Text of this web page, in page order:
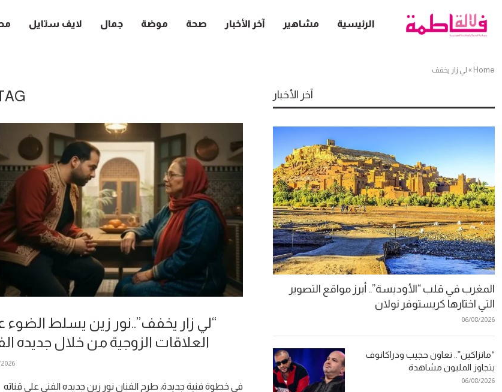
الرئيسية مشاهير آخر الأخبار صحة موضة جمال لايف ستايل
Home
» لي زار يخفف
“لي زار يخفف”..نور زين يسلط الضوء
العلاقات الزوجية من خلال جديده
في خطوة فنية جديدة، طرح الفنان نور زين جديده الفني على قناته
آخر الأخبار
المغرب في قلب “الأوديسة”.. أبرز مواقع التصوير
التي اختارها كريستوفر نولان
06/08/2026
“مانزاكين”.. تعاون حجيب ودراكانوف
يتجاوز المليون مشاهدة
06/08/2026